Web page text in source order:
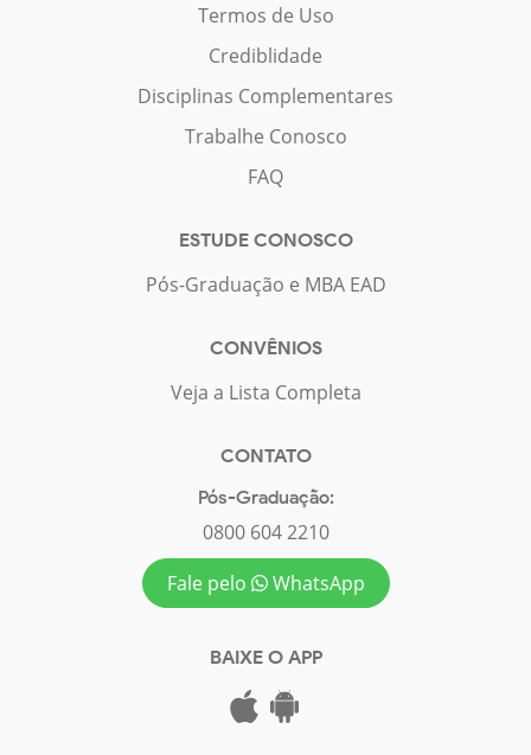
Termos de Uso
Crediblidade
Disciplinas Complementares
Trabalhe Conosco
FAQ
ESTUDE CONOSCO
Pós-Graduação e MBA EAD
CONVÊNIOS
Veja a Lista Completa
CONTATO
Pós-Graduação:
0800 604 2210
Fale pelo
WhatsApp
BAIXE O APP